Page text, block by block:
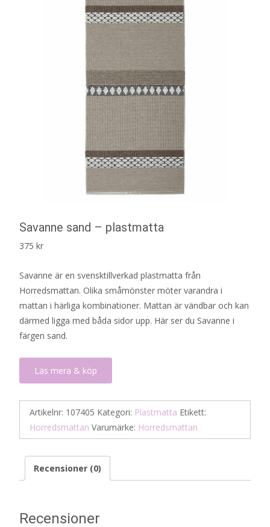
Savanne sand – plastmatta
375 kr
Savanne är en svensktillverkad plastmatta från
Horredsmattan. Olika småmönster möter varandra i
mattan i härliga kombinationer. Mattan är vändbar och kan
därmed ligga med båda sidor upp. Här ser du Savanne i
färgen sand.
Läs mera & köp
Artikelnr: 107405 Kategori: Plastmatta Etikett:
Horredsmattan Varumärke: Horredsmattan
Recensioner (0)
Recensioner